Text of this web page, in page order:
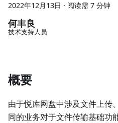
2022年12月13日 · 阅读需 7 分钟
何丰良
技术支持人员
概要
由于悦库网盘中涉及文件上传
同的业务对于文件传输基础功